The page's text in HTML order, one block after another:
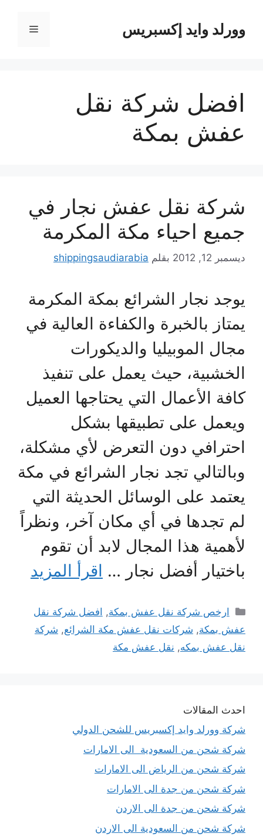
المحتوىوورلد وايد إكسبريس القائمة
افضل شركة نقل
عفش بمكة
شركة نقل عفش نجار في
جميع احياء مكة المكرمة
ديسمبر 12, 2012 بقلم shippingsaudiarabia
يوجد نجار الشرائع بمكة المكرمة
يمتاز بالخبرة والكفاءة العالية في
مجال الموبيليا والديكورات
الخشبية، حيث يعمل على تنفيذ
كافة الأعمال التي يحتاجها العميل
ويعمل على تطبيقها بشكل
احترافي دون التعرض لأي مشكلة،
وبالتالي تجد نجار الشرائع في مكة
يعتمد على الوسائل الحديثة التي
لم تجدها في أي مكان آخر، ونظراً
لأهمية هذا المجال لابد أن تقوم
باختيار أفضل نجار … اقرأ المزيد
التصنيفات
ارخص شركة نقل عفش بمكة, افضل شركة نقل
عفش بمكة, شركات نقل عفش مكة الشرائع, شركة
نقل عفش بمكه, نقل عفش مكة
احدث المقالات
شركة وورلد وايد إكسبريس للشحن الدولي
شركة شحن من السعودية الى الامارات
شركة شحن من الرياض الى الامارات
شركة شحن من جدة الى الامارات
شركة شحن من جدة الى الاردن
شركة شحن من السعودية الى الاردن